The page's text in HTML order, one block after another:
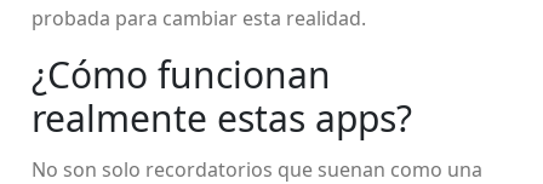
probada para cambiar esta realidad.
¿Cómo funcionan
realmente estas apps?
No son solo recordatorios que suenan como una